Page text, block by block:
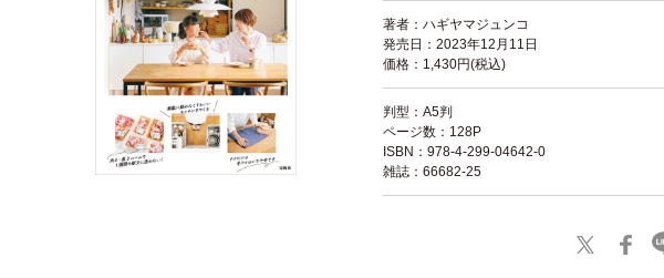
著者：ハギヤマジュンコ
発売日：2023年12月11日
価格：1,430円(税込)
判型：A5判
ページ数：128P
ISBN：978-4-299-04642-0
雑誌：66682-25